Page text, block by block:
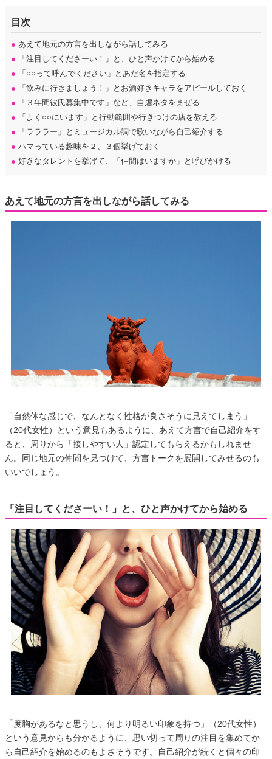
目次
● あえて地元の方言を出しながら話してみる
● 「注目してくださーい！」と、ひと声かけてから始める
● 「○○って呼んでください」とあだ名を指定する
● 「飲みに行きましょう！」とお酒好きキャラをアピールしておく
● 「３年間彼氏募集中です」など、自虐ネタをまぜる
● 「よく○○にいます」と行動範囲や行きつけの店を教える
● 「ラララー」とミュージカル調で歌いながら自己紹介する
● ハマっている趣味を２、３個挙げておく
● 好きなタレントを挙げて、「仲間はいますか」と呼びかける
あえて地元の方言を出しながら話してみる
「自然体な感じで、なんとなく性格が良さそうに見えてしまう」
（20代女性）という意見もあるように、あえて方言で自己紹介をす
ると、周りから「接しやすい人」認定してもらえるかもしれませ
ん。同じ地元の仲間を見つけて、方言トークを展開してみせるのも
いいでしょう。
「注目してくださーい！」と、ひと声かけてから始める
「度胸があるなと思うし、何より明るい印象を持つ」（20代女性）
という意見からも分かるように、思い切って周りの注目を集めてか
ら自己紹介を始めるのもよさそうです。自己紹介が続くと個々の印